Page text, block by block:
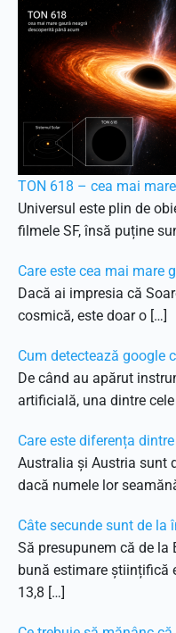
TON 618 – cea mai
Universul este plin de
filmele SF, însă puține
Care este cea mai mare
Dacă ai impresia că
cosmică, este doar o […]
Cum detectează google
De când au apărut
artificială, una dintre
Care este diferența
Australia și Austria sunt
dacă numele lor
Câte secunde sunt de
Să presupunem că de la
bună estimare științifică
13,8 […]